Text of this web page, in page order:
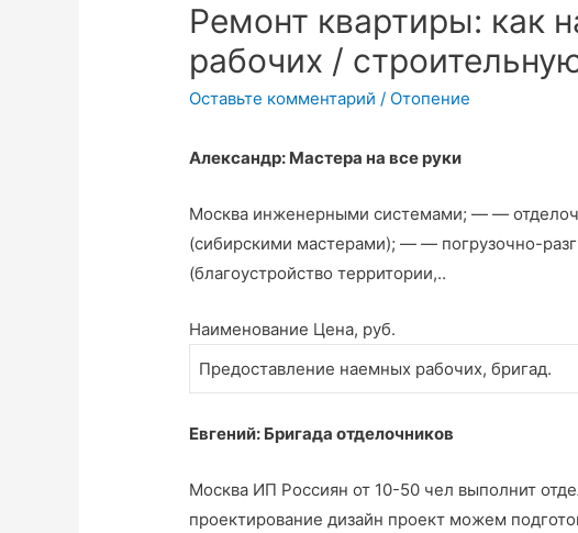
Ремонт квартиры: как
рабочих /
Оставьте комментарий / Отопение
Александр: Мастера на все руки
Москва инженерными системами; — —
(сибирскими мастерами); — — погрузочно-
(благоустройство территории,..
Наименование Цена, руб.
Предоставление наемных рабочих, бригад.
Евгений: Бригада отделочников
Москва ИП Россиян от 10-50 чел выполнит
проектирование дизайн проект можем